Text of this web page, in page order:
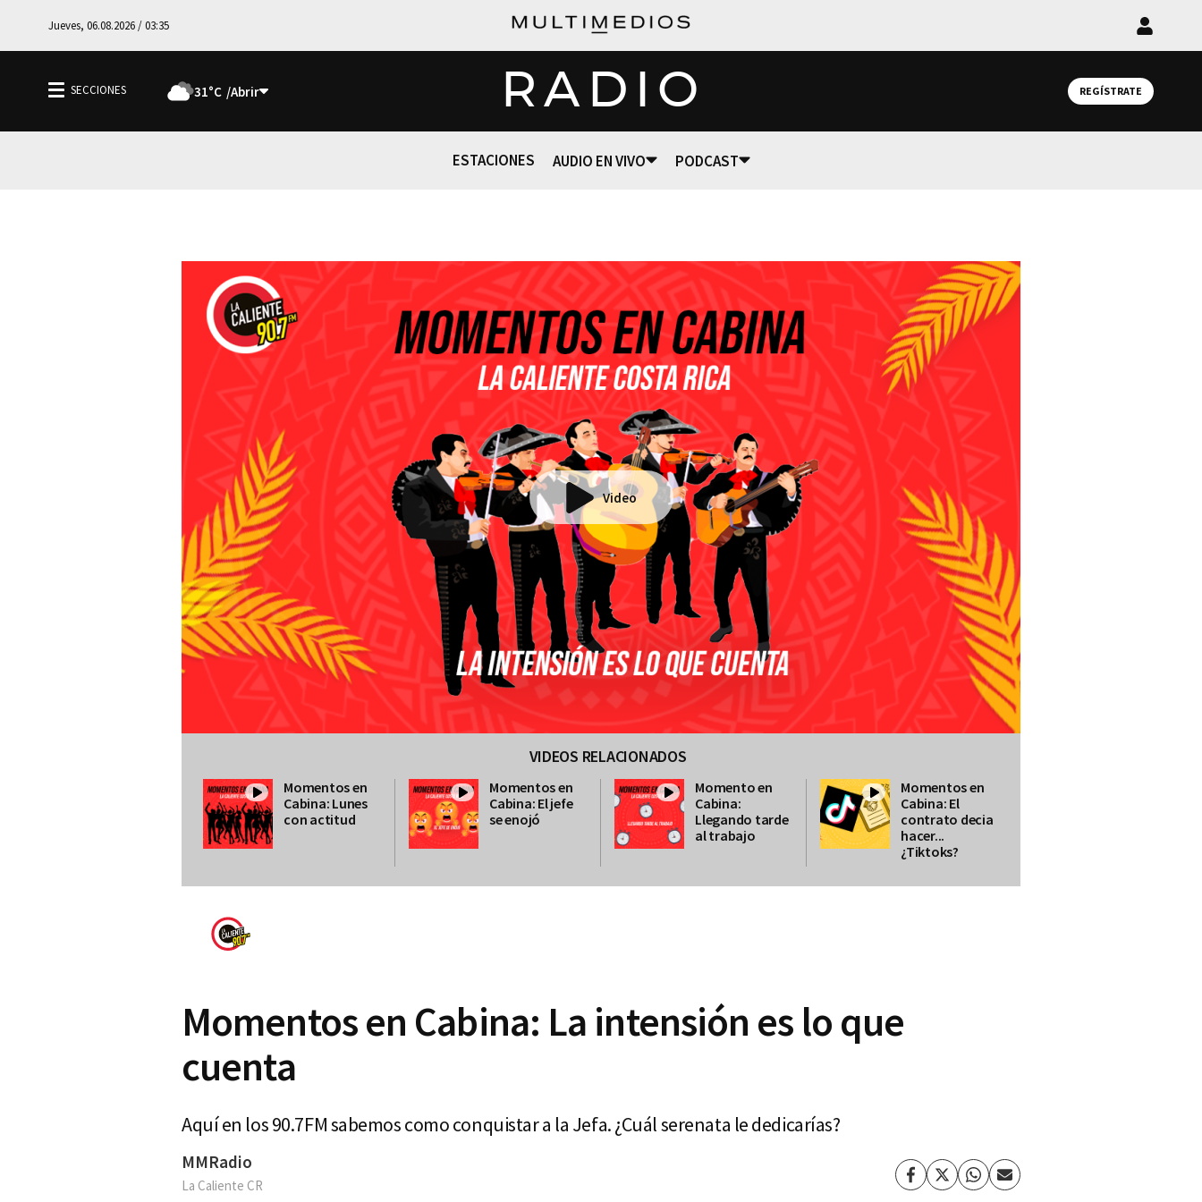
Jueves, 06.08.2026 / 03:35
Iniciar
31°C RADIO REGÍSTRATE
ESTACIONES AUDIO EN VIVO PODCAST
Video
VIDEOS RELACIONADOS
Momentos en
Cabina: Lunes
con actitud
Momentos en
Cabina: El jefe
se enojó
Momento en
Cabina:
Llegando tarde
al trabajo
Momentos en
Cabina: El
contrato decia
hacer...
¿Tiktoks?
Momentos en Cabina: La intensión es lo que
cuenta
Aquí en los 90.7FM sabemos como conquistar a la Jefa. ¿Cuál serenata le dedicarías?
MMRadio
La Caliente CR Facebook
TwitterWhatsapp
Enviar